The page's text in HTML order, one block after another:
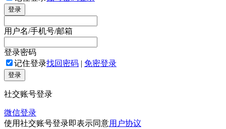
登录
用户名/手机号/邮箱
登录密码
记住登录找回密码 | 免密登录
登录
社交账号登录
微信登录
使用社交账号登录即表示同意用户协议